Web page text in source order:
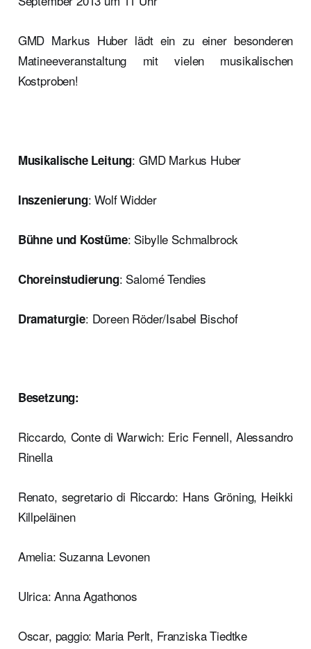
GMD Markus Huber lädt ein zu einer besonderen
Matineeveranstaltung mit vielen musikalischen
Kostproben!
Musikalische Leitung: GMD Markus Huber
Inszenierung: Wolf Widder
Bühne und Kostüme: Sibylle Schmalbrock
Choreinstudierung: Salomé Tendies
Dramaturgie: Doreen Röder/Isabel Bischof
Besetzung:
Riccardo, Conte di Warwich: Eric Fennell, Alessandro
Rinella
Renato, segretario di Riccardo: Hans Gröning, Heikki
Killpeläinen
Amelia: Suzanna Levonen
Ulrica: Anna Agathonos
Oscar, paggio: Maria Perlt, Franziska Tiedtke